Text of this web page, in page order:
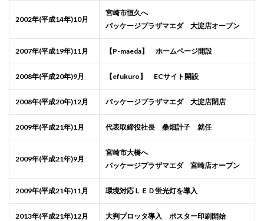
2002年(平成14年)10月
宮崎市恒久へ
パッケージプラザマエダ 大淀店オープン
2007年(平成19年)11月 【P-maeda】 ホームページ開設
2008年(平成20年)9月 【efukuro】 ECサイト開設
2008年(平成20年)12月 パッケージプラザマエダ 大淀店閉店
2009年(平成21年)1月 代表取締役社長 桑畑計子 就任
2009年(平成21年)9月
宮崎市大橋へ
パッケージプラザマエダ 宮崎店オープン
2009年(平成21年)11月 環境対応ＬＥＤ蛍光灯を導入
2013年(平成21年)12月 大判プロッタ導入 ポスター印刷開始